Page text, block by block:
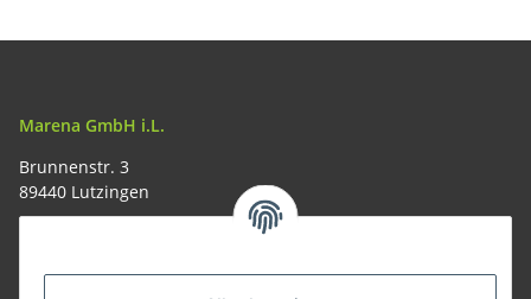
Marena GmbH i.L.
Brunnenstr. 3
89440 Lutzingen